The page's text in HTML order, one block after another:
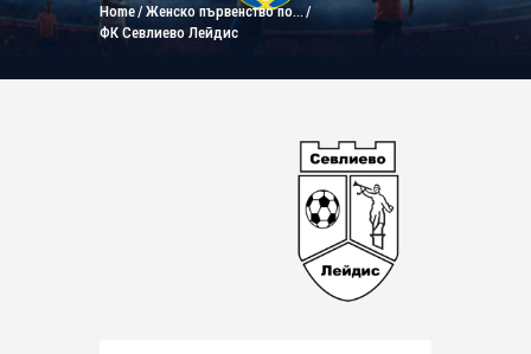
Home Женско първенство по...
ФК Севлиево Лейдис